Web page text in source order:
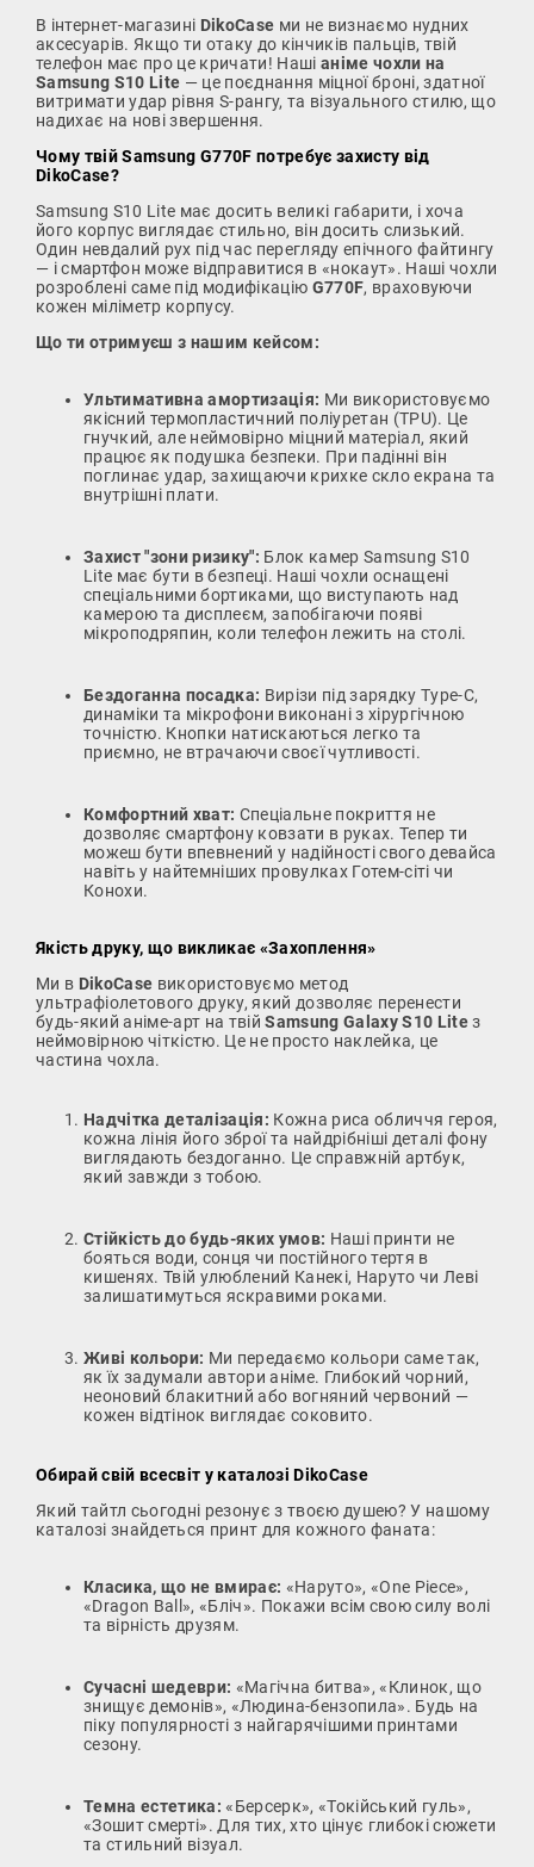
В інтернет-магазині DikoCase ми не визнаємо нудних
аксесуарів. Якщо ти отаку до кінчиків пальців, твій
телефон має про це кричати! Наші аніме чохли на
Samsung S10 Lite — це поєднання міцної броні, здатної
витримати удар рівня S-рангу, та візуального стилю, що
надихає на нові звершення.
Чому твій Samsung G770F потребує захисту від
DikoCase?
Samsung S10 Lite має досить великі габарити, і хоча
його корпус виглядає стильно, він досить слизький.
Один невдалий рух під час перегляду епічного файтингу
— і смартфон може відправитися в «нокаут». Наші чохли
розроблені саме під модифікацію G770F, враховуючи
кожен міліметр корпусу.
Що ти отримуєш з нашим кейсом:
Ультимативна амортизація: Ми використовуємо
якісний термопластичний поліуретан (TPU). Це
гнучкий, але неймовірно міцний матеріал, який
працює як подушка безпеки. При падінні він
поглинає удар, захищаючи крихке скло екрана та
внутрішні плати.
Захист "зони ризику": Блок камер Samsung S10
Lite має бути в безпеці. Наші чохли оснащені
спеціальними бортиками, що виступають над
камерою та дисплеєм, запобігаючи появі
мікроподряпин, коли телефон лежить на столі.
Бездоганна посадка: Вирізи під зарядку Type-C,
динаміки та мікрофони виконані з хірургічною
точністю. Кнопки натискаються легко та
приємно, не втрачаючи своєї чутливості.
Комфортний хват: Спеціальне покриття не
дозволяє смартфону ковзати в руках. Тепер ти
можеш бути впевнений у надійності свого девайса
навіть у найтемніших провулках Готем-сіті чи
Конохи.
Якість друку, що викликає «Захоплення»
Ми в DikoCase використовуємо метод
ультрафіолетового друку, який дозволяє перенести
будь-який аніме-арт на твійSamsung Galaxy S10 Liteз
неймовірною чіткістю. Це не просто наклейка, це
частина чохла.
Надчітка деталізація: Кожна риса обличчя героя,
кожна лінія його зброї та найдрібніші деталі фону
виглядають бездоганно. Це справжній артбук,
який завжди з тобою.
Стійкість до будь-яких умов: Наші принти не
бояться води, сонця чи постійного тертя в
кишенях. Твій улюблений Канекі, Наруто чи Леві
залишатимуться яскравими роками.
Живі кольори: Ми передаємо кольори саме так,
як їх задумали автори аніме. Глибокий чорний,
неоновий блакитний або вогняний червоний —
кожен відтінок виглядає соковито.
Обирай свій всесвіт у каталозі DikoCase
Який тайтл сьогодні резонує з твоєю душею? У нашому
каталозі знайдеться принт для кожного фаната:
Класика, що не вмирає: «Наруто», «One Piece»,
«Dragon Ball», «Бліч». Покажи всім свою силу волі
та вірність друзям.
Сучасні шедеври: «Магічна битва», «Клинок, що
знищує демонів», «Людина-бензопила». Будь на
піку популярності з найгарячішими принтами
сезону.
Темна естетика: «Берсерк», «Токійський гуль»,
«Зошит смерті». Для тих, хто цінує глибокі сюжети
та стильний візуал.